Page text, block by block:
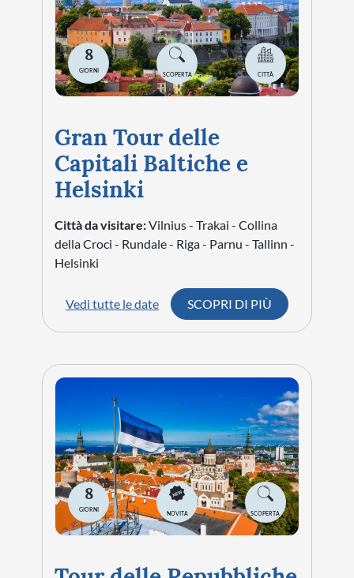
8
GIORNI
SCOPERTA CITTÀ
Gran Tour delle
Capitali Baltiche e
Helsinki
Città da visitare:Vilnius - Trakai - Collina
della Croci - Rundale - Riga - Parnu - Tallinn -
Helsinki
Vedi tutte le date SCOPRI DI PIÙ
8
GIORNI
NOVITA SCOPERTA
STORIA
CITTÀ
EVENTI SPECIALI